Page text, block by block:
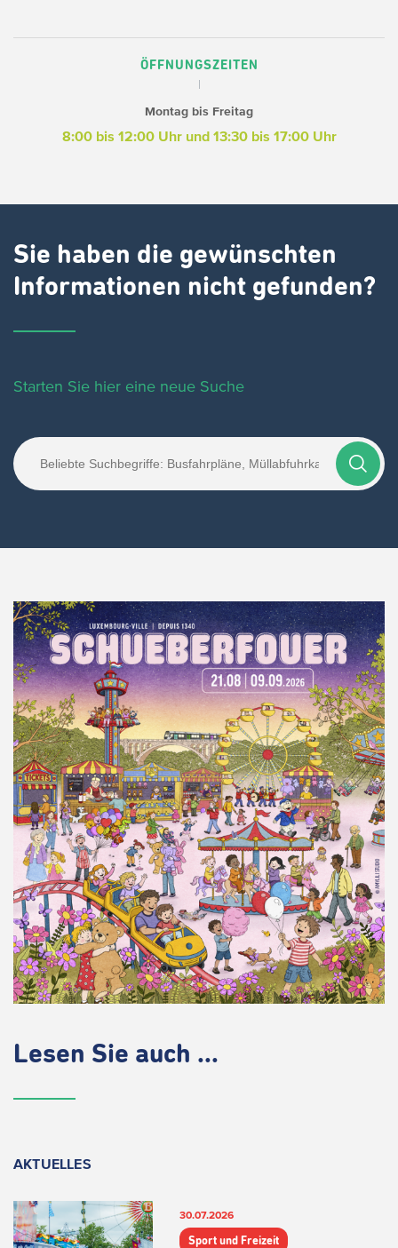
ÖFFNUNGSZEITEN
Montag bis Freitag
8:00 bis 12:00 Uhr und 13:30 bis 17:00 Uhr
Sie haben die gewünschten
Informationen nicht gefunden?
Starten Sie hier eine neue Suche
Lesen Sie auch ...
AKTUELLES
30.07.2026
Sport und Freizeit